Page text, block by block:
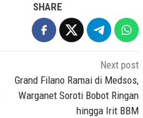
SHARE
Next post
Grand Filano Ramai di Medsos,
Warganet Soroti Bobot Ringan
hingga Irit BBM